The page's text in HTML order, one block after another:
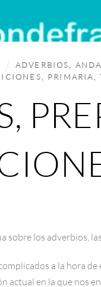
ADVERBIOS,
, PRIMARIA,
los adverbios,
a la hora
actual en la que nos